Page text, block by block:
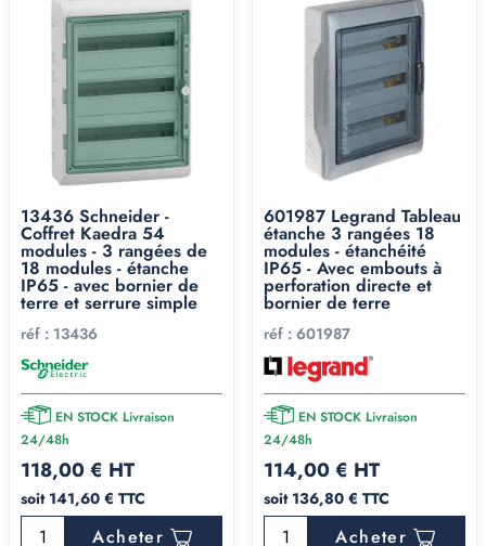
d'une PAC, d'un chauffe-eau thermodynamique, de
panneaux solaires, d'une borne VE, ou quand le
garage deviendra une chambre. Sans parler des
normes qui évoluent et ajoutent régulièrement des
obligations de protection.
Notre conseil après 10 ans à voir passer des projets
: entre3x13 et 3x18 modules, prenez le 3x18 sans
hésiter. Et si vous savez déjà que ça va bouger,
partez carrément sur un
coffret 4 rangées. On ne dit
pas ça pour vendre plus : si votre budget est serré,
prenez uncoffret moins cher mais plus grand
vous ne le regretterez jamais. L'inverse, si.
3x13 ou 3x18 modules :
lequel choisir ?
Une fois le format 3 rangées décidé, reste à choisir la
largeur. Deux standards :
13436 Schneider -
Coffret Kaedra 54
modules - 3 rangées de
18 modules - étanche
IP65 - avec bornier de
terre et serrure simple
réf : 13436
EN STOCK Livraison
24/48h
118,00 € HT
soit 141,60 € TTC
Acheter
601987 Legrand Tableau
étanche 3 rangées 18
modules - étanchéité
IP65 - Avec embouts à
perforation directe et
bornier de terre
réf : 601987
EN STOCK Livraison
24/48h
114,00 € HT
soit 136,80 € TTC
Acheter